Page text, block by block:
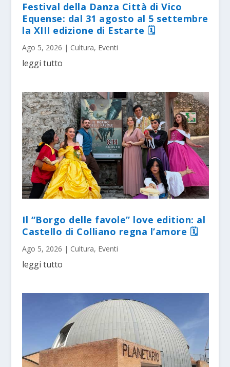
Festival della Danza Città di Vico
Equense: dal 31 agosto al 5 settembre
la XIII edizione di Estarte 🗓
Ago 5, 2026 | Cultura, Eventi
leggi tutto
Il “Borgo delle favole” love edition: al
Castello di Colliano regna l’amore 🗓
Ago 5, 2026 | Cultura, Eventi
leggi tutto